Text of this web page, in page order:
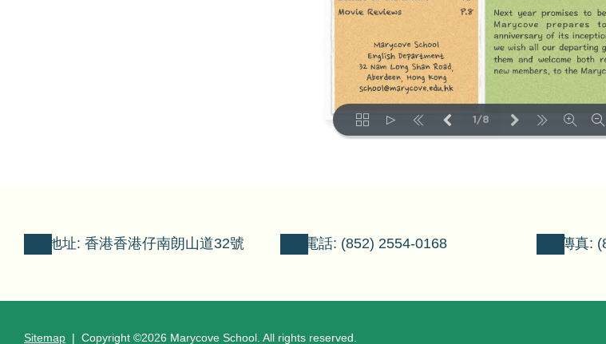
1/8
地址: 香港香港仔南朗山道32號 電話: (852) 2554-0168 傳真:
Sitemap | Copyright ©2026 Marycove School. All rights reserved.